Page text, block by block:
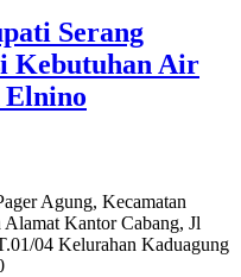
Serang
Kebutuhan Air
Elnino
Agung, Kecamatan
Kantor Cabang, Jl
04 Kelurahan Kaduagung